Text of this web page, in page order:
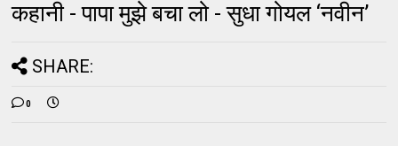
कहानी - पापा मुझे बचा लो - सुधा गोयल ‘नवीन’
SHARE:
0